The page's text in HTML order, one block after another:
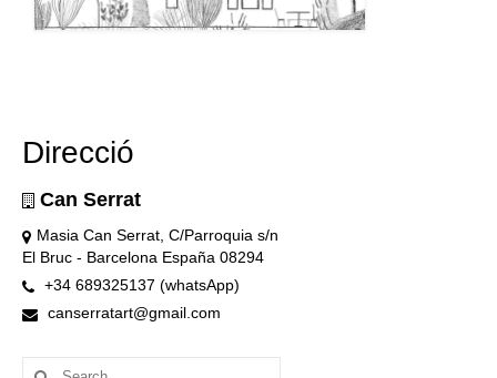
Direcció
Can Serrat
Masia Can Serrat, C/Parroquia s/n
El Bruc - Barcelona España 08294
+34 689325137 (whatsApp)
canserratart@gmail.com
Search